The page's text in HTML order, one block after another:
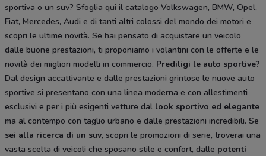
sportiva o un suv? Sfoglia qui il catalogo Volkswagen, BMW, Opel,
Fiat, Mercedes, Audi e di tanti altri colossi del mondo dei motori e
scopri le ultime novità. Se hai pensato di acquistare un veicolo
dalle buone prestazioni, ti proponiamo i volantini con le offerte e le
novità dei migliori modelli in commercio. Prediligi le auto sportive?
Dal design accattivante e dalle prestazioni grintose le nuove auto
sportive si presentano con una linea moderna e con allestimenti
esclusivi e per i più esigenti vetture dal look sportivo ed elegante
ma al contempo con taglio urbano e dalle prestazioni incredibili. Se
sei alla ricerca di un suv, scopri le promozioni di serie, troverai una
vasta scelta di veicoli che sposano stile e confort, dalle potenti